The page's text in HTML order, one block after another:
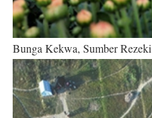
Bunga Kekwa, Sumber